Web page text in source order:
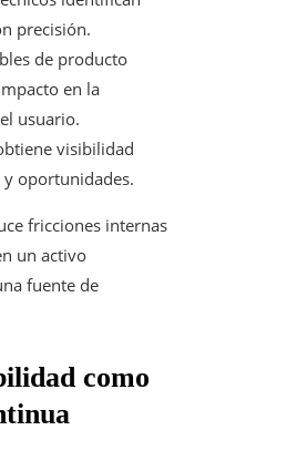
precisión.
de producto
en la
usuario.
visibilidad
oportunidades.
fricciones internas
un activo
fuente de
como